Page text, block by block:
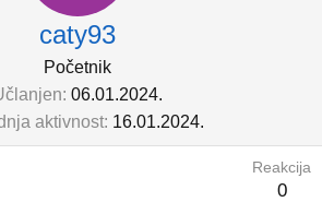
caty93
Početnik
06.01.2024.
aktivnost 16.01.2024.
Reakcija
0